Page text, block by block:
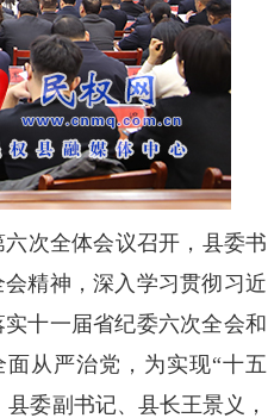
次全体会议召开，县委书
精神，深入学习贯彻习近
十一届省纪委六次全会和
从严治党，为实现“十五
委副书记、县长王景义，